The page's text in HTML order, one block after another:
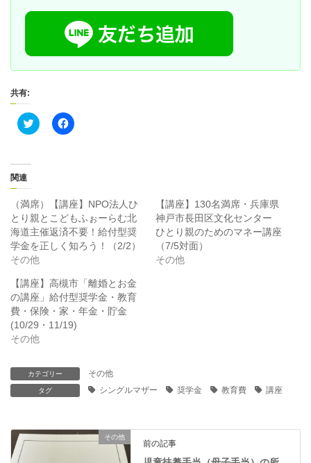
共有:
ク
リ
t
t
e
r
で
共
有
(
し
い
ウ
ィ
ン
ド
ウ
で
き
ま
す
F
a
共
有
す
る
に
は
ク
し
て
く
だ
さ
し
ウ
ン
で
開
関連
（満席）【講座】NPO法人ひ
とり親とこどもふぉーらむ北
海道主催返済不要！給付型奨
学金を正しく知ろう！（2/2）
その他
【講座】130名満席・兵庫県
神戸市長田区文化センター
ひとり親のためのマネー講座
（7/5対面）
その他
【講座】高槻市「離婚とお金
の講座」給付型奨学金・教育
費・保険・家・年金・貯金
(10/29・11/19)
その他
カテゴリー その他
タグ シングルマザー 奨学金 教育費 講座
その他
前の記事